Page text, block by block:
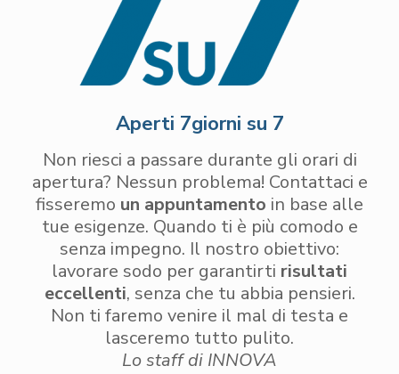
Aperti 7giorni su 7
Non riesci a passare durante gli orari di
apertura? Nessun problema! Contattaci e
fisseremo un appuntamento in base alle
tue esigenze. Quando ti è più comodo e
senza impegno. Il nostro obiettivo:
lavorare sodo per garantirti risultati
eccellenti, senza che tu abbia pensieri.
Non ti faremo venire il mal di testa e
lasceremo tutto pulito.
Lo staff di INNOVA